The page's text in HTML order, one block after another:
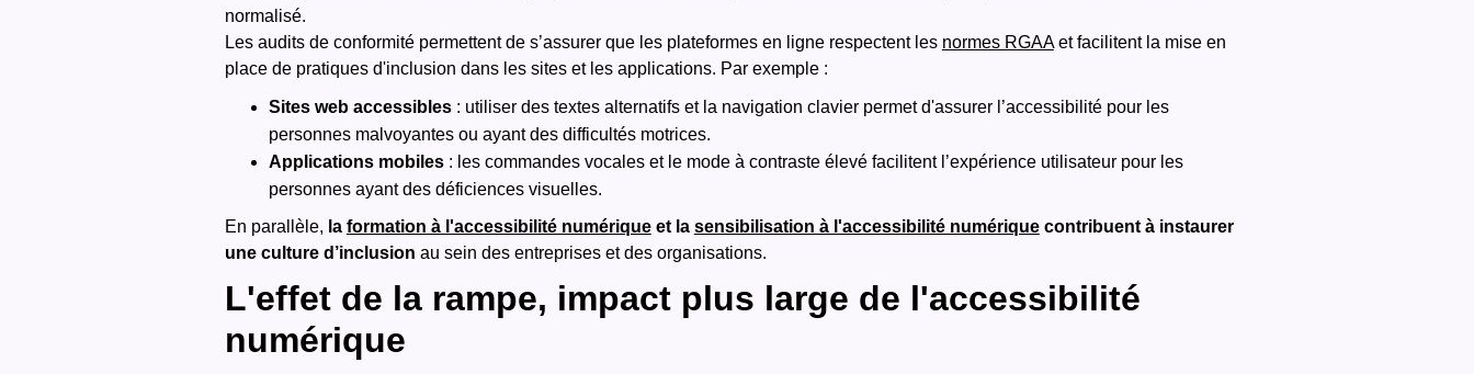
normalisé.
Les audits de conformité permettent de s’assurer que les plateformes en ligne respectent les normes RGAAet facilitent la mise en
place de pratiques d'inclusion dans les sites et les applications. Par exemple :
Sites web accessibles: utiliser des textes alternatifs et la navigation clavier permet d'assurer l’accessibilité pour les
personnes malvoyantes ou ayant des difficultés motrices.
Applications mobiles : les commandes vocales et le mode à contraste élevé facilitent l’expérience utilisateur pour les
personnes ayant des déficiences visuelles.
En parallèle, la formation à l'accessibilité numériqueet la sensibilisation à l'accessibilité numériquecontribuent à instaurer
une culture d’inclusion au sein des entreprises et des organisations.
L'effet de la rampe, impact plus large de l'accessibilité
numérique